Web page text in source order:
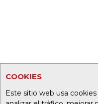
COOKIES
Este sitio web usa